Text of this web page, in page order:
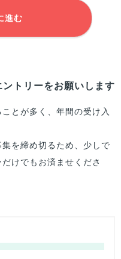
進む
トリーをお願いします
とが多く、年間の受け入
を締め切るため、少しで
けでもお済ませくださ